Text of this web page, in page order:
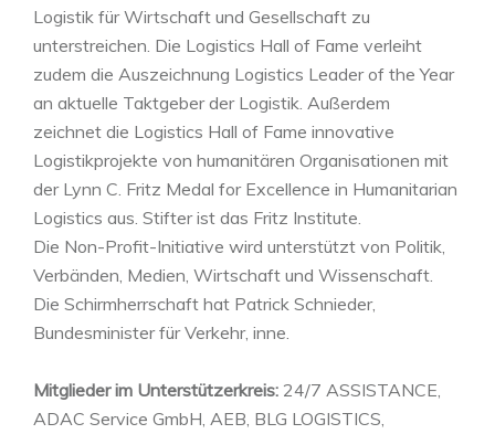
Logistik für Wirtschaft und Gesellschaft zu
unterstreichen. Die Logistics Hall of Fame verleiht
zudem die Auszeichnung Logistics Leader of the Year
an aktuelle Taktgeber der Logistik. Außerdem
zeichnet die Logistics Hall of Fame innovative
Logistikprojekte von humanitären Organisationen mit
der Lynn C. Fritz Medal for Excellence in Humanitarian
Logistics aus. Stifter ist das Fritz Institute.
Die Non-Profit-Initiative wird unterstützt von Politik,
Verbänden, Medien, Wirtschaft und Wissenschaft.
Die Schirmherrschaft hat Patrick Schnieder,
Bundesminister für Verkehr, inne.
Mitglieder im Unterstützerkreis: 24/7 ASSISTANCE,
ADAC Service GmbH, AEB, BLG LOGISTICS,